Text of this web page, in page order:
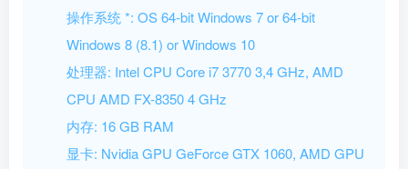
操作系统 *: OS 64-bit Windows 7 or 64-bit
Windows 8 (8.1) or Windows 10
处理器: Intel CPU Core i7 3770 3,4 GHz, AMD
CPU AMD FX-8350 4 GHz
内存: 16 GB RAM
显卡: Nvidia GPU GeForce GTX 1060, AMD GPU